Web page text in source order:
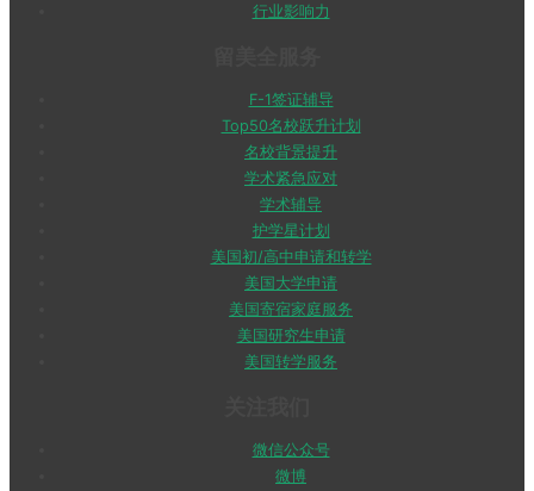
行业影响力
F-1签证辅导
Top50名校跃升计划
名校背景提升
学术紧急应对
学术辅导
护学星计划
美国初/高中申请和转学
美国大学申请
美国寄宿家庭服务
美国研究生申请
美国转学服务
微信公众号
微博